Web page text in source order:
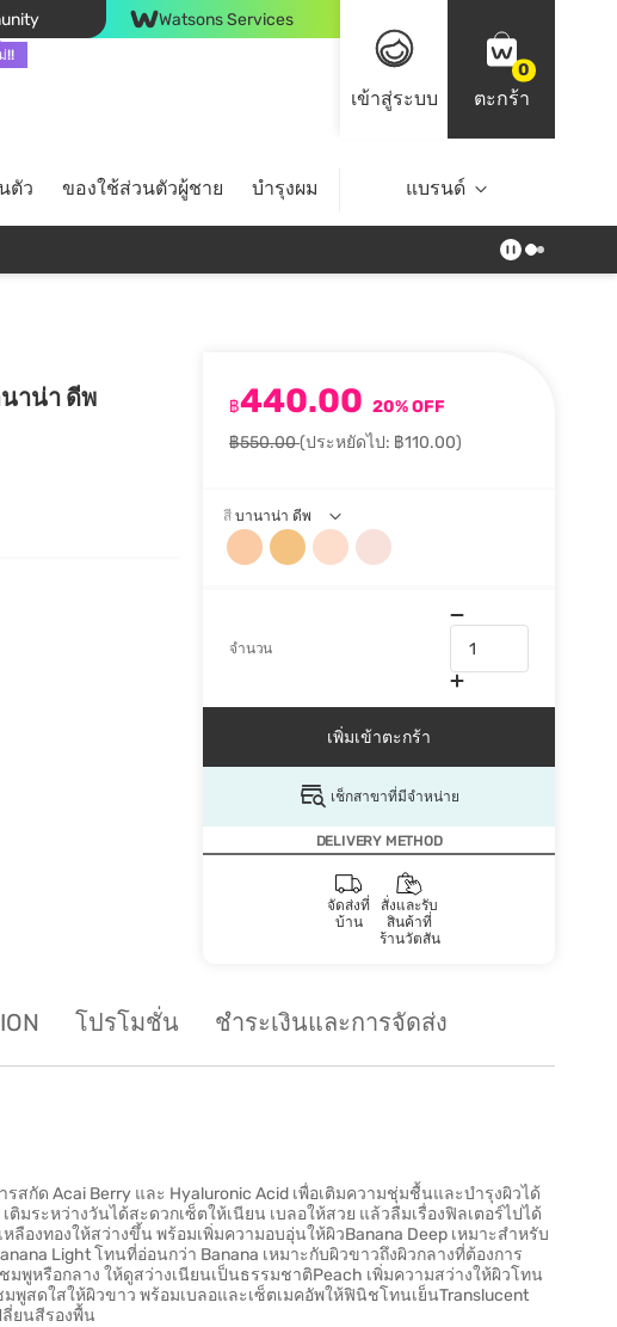
!!
Watsons Services
เข้าสู่ระบบ
0
ตะกร้า
ตัว ของใช้ส่วนตัวผู้ชาย บำรุงผม ไลฟ์สไตล์ Top Brands
แบรนด์
าน่า ดีพ
฿440.00 20% OFF
฿550.00(ประหยัดไป: ฿110.00)
สี บานาน่า ดีพ
จำนวน
เพิ่มเข้าตะกร้า
เช็กสาขาที่มีจำหน่าย
DELIVERY METHOD
จัดส่งที่
บ้าน
สั่งและรับ
สินค้าที่
ร้านวัตสัน
โปรโมชั่น ชำระเงินและการจัดส่ง
กัด Acai Berry และ Hyaluronic Acid เพื่อเติมความชุ่มชื้นและบำรุงผิวได้
มระหว่างวันได้สะดวกเซ็ตให้เนียน เบลอให้สวย แล้วลืมเรื่องฟิลเตอร์ไปได้
องทองให้สว่างขึ้น พร้อมเพิ่มความอบอุ่นให้ผิวBanana Deep เหมาะสำหรับ
Light โทนที่อ่อนกว่า Banana เหมาะกับผิวขาวถึงผิวกลางที่ต้องการ
พูหรือกลาง ให้ดูสว่างเนียนเป็นธรรมชาติPeach เพิ่มความสว่างให้ผิวโทน
พูสดใสให้ผิวขาว พร้อมเบลอและเซ็ตเมคอัพให้ฟินิชโทนเย็นTranslucent
ลี่ยนสีรองพื้น